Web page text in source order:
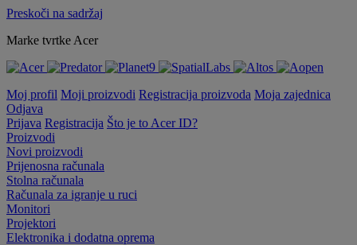
Preskoči na sadržaj
Marke tvrtke Acer
Moj profil Moji proizvodi Registracija proizvoda Moja zajednica
Odjava
Prijava Registracija Što je to Acer ID?
Proizvodi
Novi proizvodi
Prijenosna računala
Stolna računala
Računala za igranje u ruci
Monitori
Projektori
Elektronika i dodatna oprema